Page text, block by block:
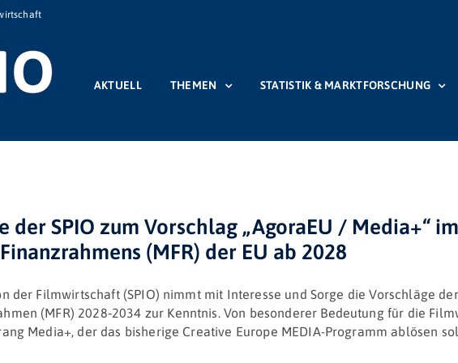
AKTUELL THEMEN STATISTIK & MARKTFORSCHUNG
der SPIO zum Vorschlag „AgoraEU / Media+“
(MFR) der EU ab 2028
der Filmwirtschaft (SPIO) nimmt mit Interesse und Sorge die Vorschläge
(MFR) 2028‑2034 zur Kenntnis. Von besonderer Bedeutung für die
Media+, der das bisherige Creative Europe MEDIA-Programm ablösen